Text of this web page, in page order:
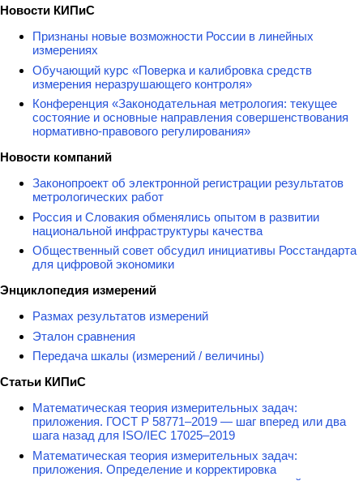
Новости КИПиС
Признаны новые возможности России в линейных
измерениях
Обучающий курс «Поверка и калибровка средств
измерения неразрушающего контроля»
Конференция «Законодательная метрология: текущее
состояние и основные направления совершенствования
нормативно-правового регулирования»
Новости компаний
Законопроект об электронной регистрации результатов
метрологических работ
Россия и Словакия обменялись опытом в развитии
национальной инфраструктуры качества
Общественный совет обсудил инициативы Росстандарта
для цифровой экономики
Энциклопедия измерений
Размах результатов измерений
Эталон сравнения
Передача шкалы (измерений / величины)
Статьи КИПиС
Математическая теория измерительных задач:
приложения. ГОСТ Р 58771–2019 — шаг вперед или два
шага назад для ISO/IEC 17025–2019
Математическая теория измерительных задач:
приложения. Определение и корректировка